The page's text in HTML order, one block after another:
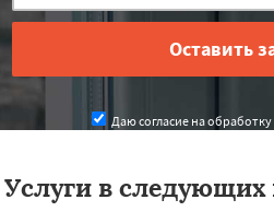
Даю согласие на
Услуги в следующих